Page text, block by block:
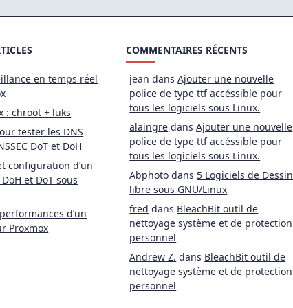
en temps réel
: chroot + luks
tester les DNS
DoT et DoH
configuration d’un
et DoT sous
d’un
Proxmox
COMMENTAIRES RÉCENTS
jean dansAjouter une nouvelle
police de type ttf accéssible pour
tous les logiciels sous Linux.
alaingre dansAjouter une nouvelle
police de type ttf accéssible pour
tous les logiciels sous Linux.
Abphoto dans 5 Logiciels de Dessin
libre sous GNU/Linux
fred dans BleachBit outil de
nettoyage système et de protection
personnel
Andrew Z. dans BleachBit outil de
nettoyage système et de protection
personnel